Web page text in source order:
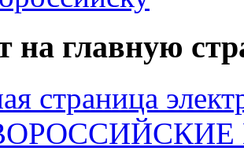
на главную
страница